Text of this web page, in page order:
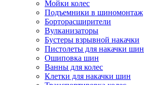
Мойки колес
Подъемники в шиномонтаж
Борторасширители
Вулканизаторы
Бустеры взрывной накачки
Пистолеты для накачки шин
Ошиповка шин
Ванны для колес
Клетки для накачки шин